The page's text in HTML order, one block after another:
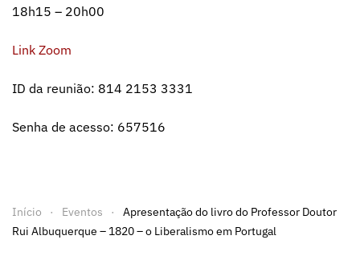
18h15 – 20h00
Link Zoom
ID da reunião: 814 2153 3331
Senha de acesso: 657516
Início Eventos
Apresentação do livro do Professor Doutor
Rui Albuquerque – 1820 – o Liberalismo em Portugal